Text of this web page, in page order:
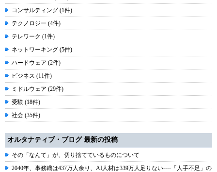
コンサルティング (1件)
テクノロジー (4件)
テレワーク (1件)
ネットワーキング (5件)
ハードウェア (2件)
ビジネス (11件)
ミドルウェア (29件)
受験 (18件)
社会 (35件)
オルタナティブ・ブログ 最新の投稿
その「なんて」が、切り捨てているものについて
2040年、事務職は437万人余り、AI人材は339万人足りない----「人手不足」の